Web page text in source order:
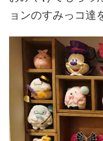
ョンのすみっコ達